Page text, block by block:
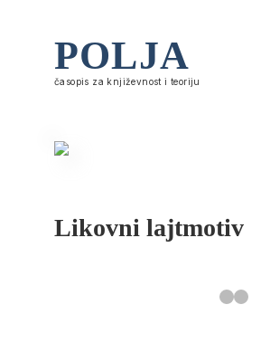
POLJA
časopis za književnost i teoriju
Likovni lajtmotiv